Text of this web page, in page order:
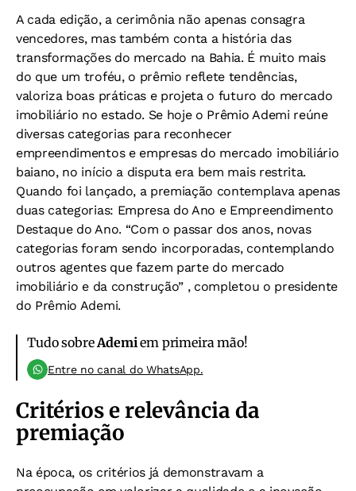
A cada edição, a cerimônia não apenas consagra
vencedores, mas também conta a história das
transformações do mercado na Bahia. É muito mais
do que um troféu, o prêmio reflete tendências,
valoriza boas práticas e projeta o futuro do mercado
imobiliário no estado. Se hoje o Prêmio Ademi reúne
diversas categorias para reconhecer
empreendimentos e empresas do mercado imobiliário
baiano, no início a disputa era bem mais restrita.
Quando foi lançado, a premiação contemplava apenas
duas categorias: Empresa do Ano e Empreendimento
Destaque do Ano. “Com o passar dos anos, novas
categorias foram sendo incorporadas, contemplando
outros agentes que fazem parte do mercado
imobiliário e da construção” , completou o presidente
do Prêmio Ademi.
Tudo sobreAdemiem primeira mão!
Entre no canal do WhatsApp.
Critérios e relevância da
premiação
Na época, os critérios já demonstravam a